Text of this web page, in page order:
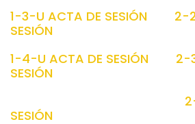
1-3-U ACTA DE SESIÓN 2-
SESIÓN
1-4-U ACTA DE SESIÓN 2-
SESIÓN
SESIÓN